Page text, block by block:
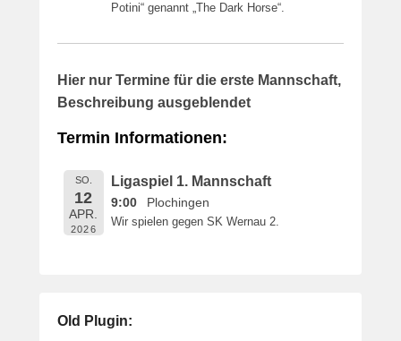
i
0
1
a
Potini“ genannt „The Dark Horse“.
Hier nur Termine für die erste Mannschaft,
Beschreibung ausgeblendet
Termin Informationen:
SO.
12
APR.
2026
Ligaspiel 1. Mannschaft
9:00 Plochingen
Wir spielen gegen SK Wernau 2.
Old Plugin: